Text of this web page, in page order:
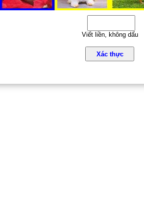
Viết liền, không dấu
Xác thực